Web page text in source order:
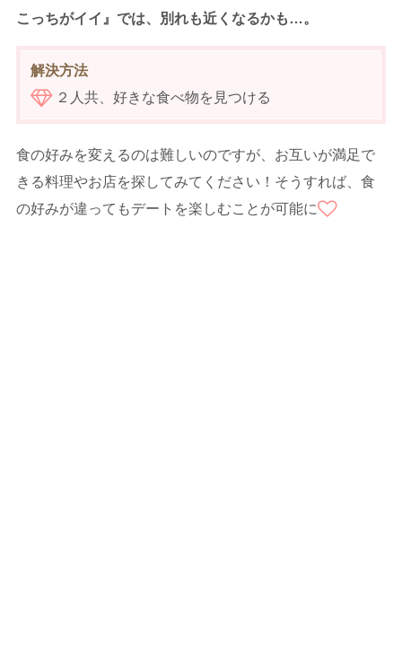
こっちがイイ』では、別れも近くなるかも…。
解決方法
２人共、好きな食べ物を見つける
食の好みを変えるのは難しいのですが、お互いが満足で
きる料理やお店を探してみてください！そうすれば、食
の好みが違ってもデートを楽しむことが可能に